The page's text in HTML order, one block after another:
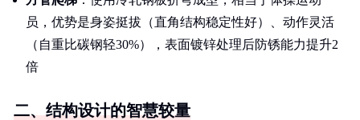
员，优势是身姿挺拔（直角结构稳定性好）、动作灵活
（自重比碳钢轻30%），表面镀锌处理后防锈能力提升2
倍
二、结构设计的智慧较量